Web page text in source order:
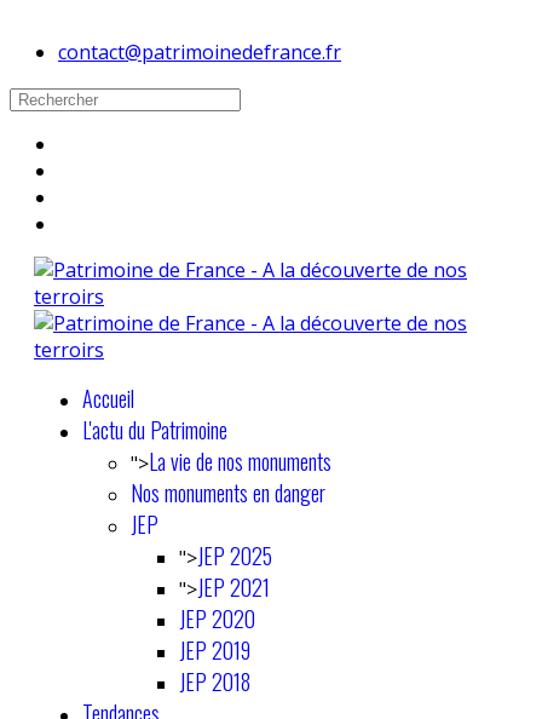
contact@patrimoinedefrance.fr
Accueil
L'actu du Patrimoine
">La vie de nos monuments
Nos monuments en danger
JEP
">JEP 2025
">JEP 2021
JEP 2020
JEP 2019
JEP 2018